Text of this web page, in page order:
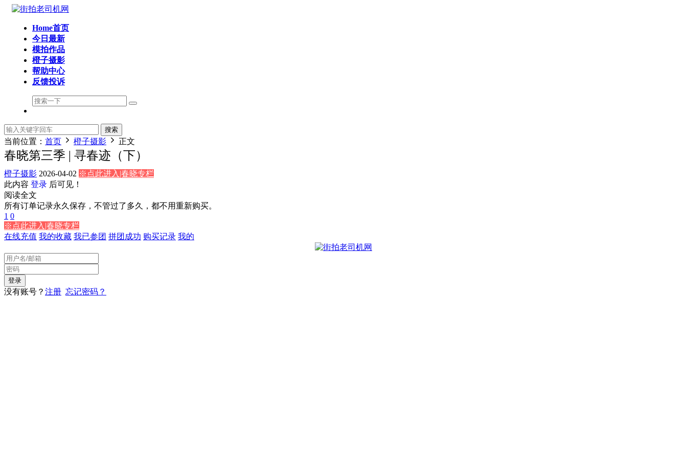
Home首页
今日最新
模拍作品
橙子摄影
帮助中心
反馈投诉
搜索
当前位置： 首页 橙子摄影 正文
春晓第三季 | 寻春迹（下）
橙子摄影 2026-04-02 ※点此进入|春晓专栏
此内容 登录 后可见！
阅读全文
所有订单记录永久保存，不管过了多久，都不用重新购买。
1 0
※点此进入|春晓专栏
在线充值 我的收藏 我已参团 拼团成功 购买记录 我的
没有账号？ 注册 忘记密码？